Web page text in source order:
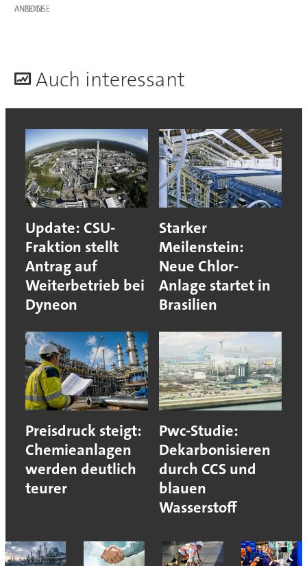
ANZEIGE
Auch interessant
Update: CSU-
Fraktion stellt
Antrag auf
Weiterbetrieb bei
Dyneon
Starker
Meilenstein:
Neue Chlor-
Anlage startet in
Brasilien
Preisdruck steigt:
Chemieanlagen
werden deutlich
teurer
Pwc-Studie:
Dekarbonisieren
durch CCS und
blauen
Wasserstoff